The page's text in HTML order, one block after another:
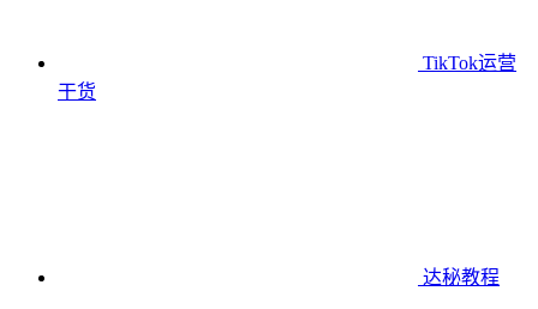
TikTok运营
干货
达秘教程